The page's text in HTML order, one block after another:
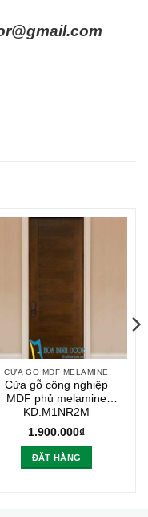
CỬA GỖ MDF MELAMINE
Cửa gỗ công nghiệp
MDF phủ melamine
KD.M1NR2M
1.900.000₫
ĐẶT HÀNG